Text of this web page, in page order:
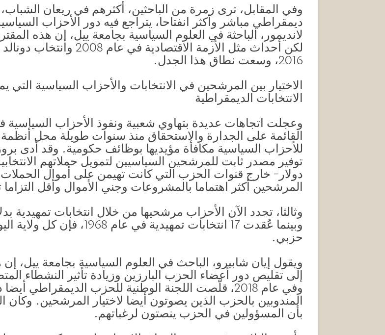
وفي المقابل، ترى زمرة من الباحثين، أكثرهم في ريعان
ديمقراطي مباشر وأكثر انفتاحا، يتراجع فيه دور الأحزاب
لانديمور، الباحثة في العلوم السياسية بجامعة ييل، إن هذه
لكن أحداث مثل الأزمة
2016، وسعت نطاق هذا الجدل.
الاختيار بين المرشحين في الانتخابات والأحزاب السياسية
الانتخابات الديمقراطية
وعجلت اتجاهات عديدة بتهاوي شعبية ونفوذ الأحزاب السياسية
القائمة على الجدارة والاستحقاق منذ سنوات طويلة محل أنظمة
للأحزاب السياسية مكافأة مؤيديها بوظائف حكومية. وقد أدى
دولار- خارج قنوات الحزب التي كانت تهيمن على أموال الحملات
المرشحين أكثر اهتماما بالمشروعات وجني الأموال وأقل
وثالثا، تحدد الآن الأحزاب مرشحيها من خلال انتخابات
وبينما عُقدت 17 انتخابات
حزبي.
ويقول إيان شابيرو، الباحث في العلوم السياسية بجامعة ييل، إن
إلى تقليص دور أعضاء الحزب البارزين وزيادة تأثير النشطاء
وفي عام 2018، قلّصت اللجنة الوطنية للحزب الديمقراطي
المندوبين بالحزب الذين يصوتون أيضا لاختيار المرشحين.
بأن المسؤولين في الحزب ينصتون لرغباتهم.